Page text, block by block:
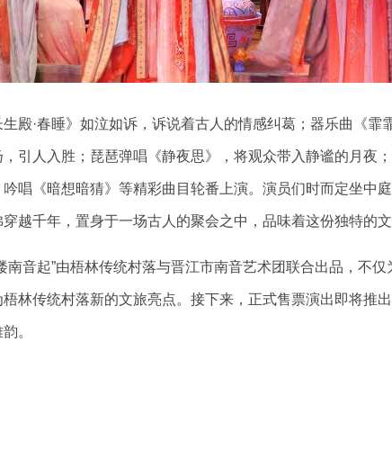
殿·春睡》如泣如诉，诉说着古人的情感纠葛；器乐曲《霏
引人入胜；琵琶弹唱《静夜思》，将观众带入静谧的月夜
唱《暗想暗猜》等精彩曲目轮番上演。演员们时而定坐中
越千年，置身于一场古人的聚会之中，品味着这份独特的文
南音起”由梧林传统村落与晋江市南音艺术团联合出品，不
林传统村落新的文旅亮点。接下来，正式售票演出即将推
。